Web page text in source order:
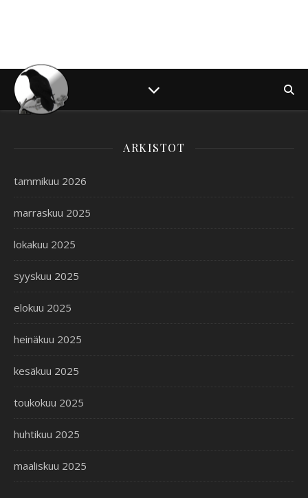
ARKISTOT
tammikuu 2026
marraskuu 2025
lokakuu 2025
syyskuu 2025
elokuu 2025
heinäkuu 2025
kesäkuu 2025
toukokuu 2025
huhtikuu 2025
maaliskuu 2025